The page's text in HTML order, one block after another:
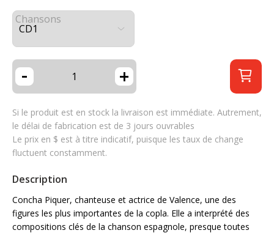
Chansons
- +
Si le produit est en stock la livraison est immédiate. Autrement,
le délai de fabrication est de 3 jours ouvrables
Le prix en $ est à titre indicatif, puisque les taux de change
fluctuent constamment.
Description
Concha Piquer, chanteuse et actrice de Valence, une des
figures les plus importantes de la copla. Elle a interprété des
compositions clés de la chanson espagnole, presque toutes